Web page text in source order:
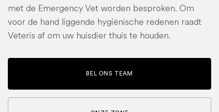
met de Emergency Vet worden besproken. Om
voor de hand liggende hygiënische redenen raadt
Veteris af om uw huisdier thuis te houden.
BEL ONS TEAM